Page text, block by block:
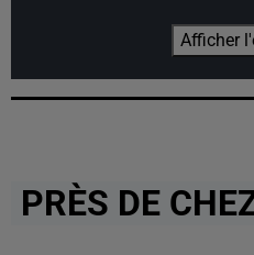
Afficher
PRÈS DE